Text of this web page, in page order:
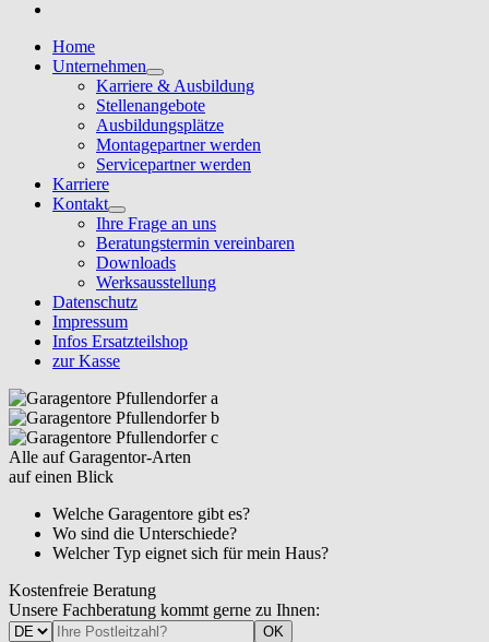
Home
Unternehmen
Karriere & Ausbildung
Stellenangebote
Ausbildungsplätze
Montagepartner werden
Servicepartner werden
Karriere
Kontakt
Ihre Frage an uns
Beratungstermin vereinbaren
Downloads
Werksausstellung
Datenschutz
Impressum
Infos Ersatzteilshop
zur Kasse
Alle auf Garagentor-Arten
auf einen Blick
Welche Garagentore gibt es?
Wo sind die Unterschiede?
Welcher Typ eignet sich für mein Haus?
Kostenfreie Beratung
Unsere Fachberatung kommt gerne zu Ihnen:
OK